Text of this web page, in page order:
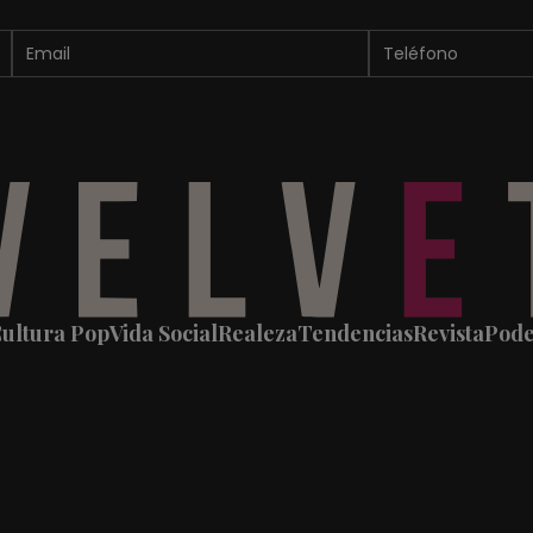
PopVida SocialRealezaTendenciasRevista